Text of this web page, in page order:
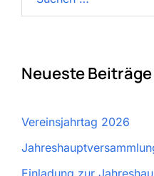
nach:
Neueste Beiträge
Vereinsjahrtag 2026
Einladung zur